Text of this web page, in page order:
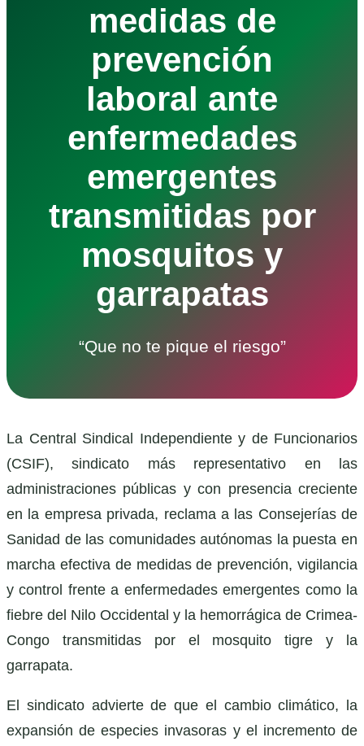
medidas de
prevención
laboral ante
enfermedades
emergentes
transmitidas por
mosquitos y
garrapatas
“Que no te pique el riesgo”
La Central Sindical Independiente y de Funcionarios
(CSIF), sindicato más representativo en las
administraciones públicas y con presencia creciente
en la empresa privada, reclama a las Consejerías de
Sanidad de las comunidades autónomas la puesta en
marcha efectiva de medidas de prevención, vigilancia
y control frente a enfermedades emergentes como la
fiebre del Nilo Occidental y la hemorrágica de Crimea-
Congo transmitidas por el mosquito tigre y la
garrapata.
El sindicato advierte de que el cambio climático, la
expansión de especies invasoras y el incremento de